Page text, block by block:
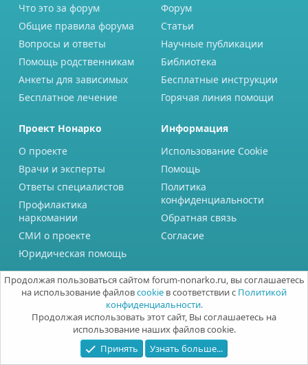
Что это за форум
Общие правила форума
Вопросы и ответы
Помощь родственникам
Анкеты для зависимых
Бесплатное лечение
Форум
Статьи
Научные публикации
Библиотека
Бесплатные инструкции
Горячая линия помощи
Проект Нонарко
О проекте
Врачи и эксперты
Ответы специалистов
Профилактика
наркомании
СМИ о проекте
Юридическая помощь
Информация
Использование Cookie
Помощь
Политика
конфиденциальности
Обратная связь
Согласие
Продолжая пользоваться сайтом forum-nonarko.ru, вы соглашаетесь
на использование файловcookie в соответствии с Политикой
конфиденциальности.
Продолжая использовать этот сайт, Вы соглашаетесь на
использование наших файлов cookie.
Принять
Узнать больше...